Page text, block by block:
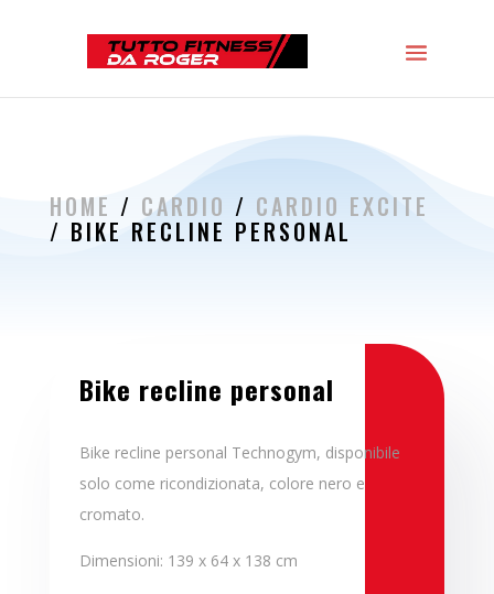
HOME / CARDIO / CARDIO EXCITE
/ BIKE RECLINE PERSONAL
Bike recline personal
Bike recline personal Technogym, disponibile
solo come ricondizionata, colore nero e
cromato.
Dimensioni: 139 x 64 x 138 cm